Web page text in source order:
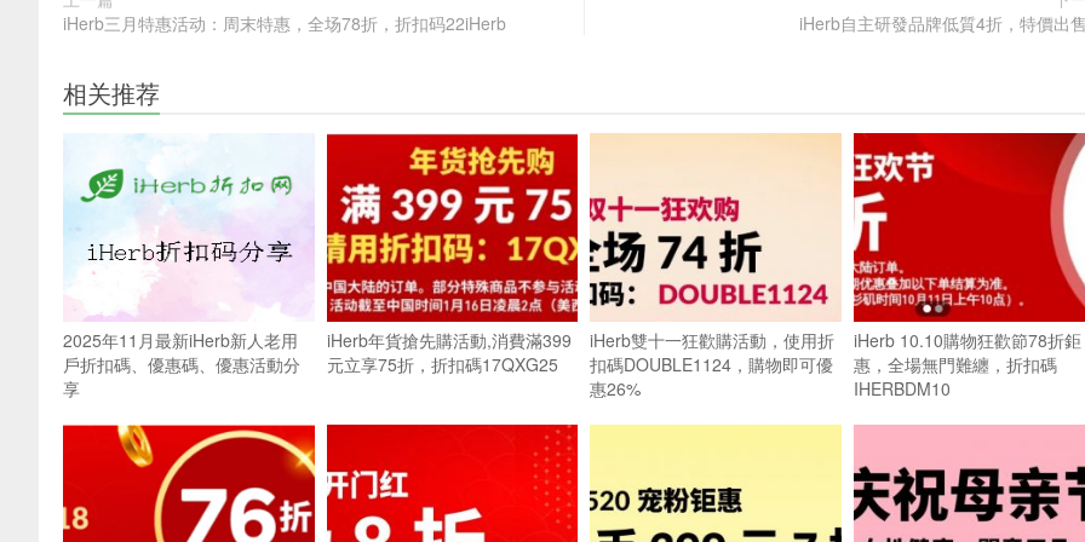
iHerb三月特惠活动：周末特惠，全场78折，折扣码22iHerb
iHerb自主研發品牌低質4折，特價出
相关推荐
2025年11月最新iHerb新人老用
戶折扣碼、優惠碼、優惠活動分
享
iHerb年貨搶先購活動,消費滿399
元立享75折，折扣碼17QXG25
iHerb雙十一狂歡購活動，使用折
扣碼DOUBLE1124，購物即可優
惠26%
iHerb 10.10購物狂歡節78折鉅
惠，全場無門難纏，折扣碼
IHERBDM10